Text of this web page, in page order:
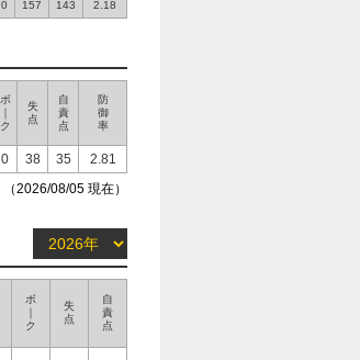
0 157 143 2.18
ボ
｜
ク
失
点
自
責
点
防
御
率
0 38 35
2.81
（2026/08/05 現在）
ボ
｜
ク
失
点
自
責
点